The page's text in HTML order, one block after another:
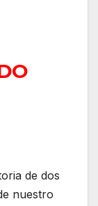
de dos
nuestro